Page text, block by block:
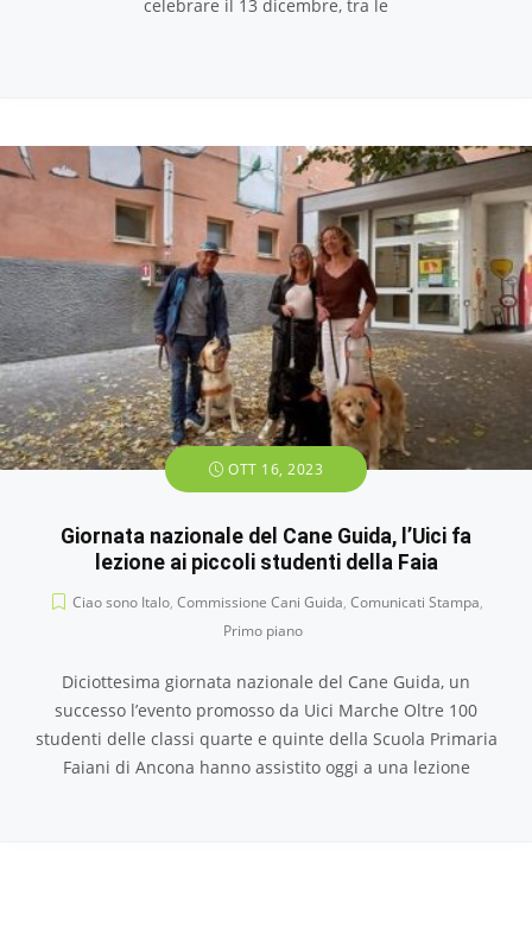
celebrare il 13 dicembre, tra le
OTT 16, 2023
Giornata nazionale del Cane Guida, l’Uici fa
lezione ai piccoli studenti della Faia
Ciao sono Italo, Commissione Cani Guida, Comunicati Stampa,
Primo piano
Diciottesima giornata nazionale del Cane Guida, un
successo l’evento promosso da Uici Marche Oltre 100
studenti delle classi quarte e quinte della Scuola Primaria
Faiani di Ancona hanno assistito oggi a una lezione